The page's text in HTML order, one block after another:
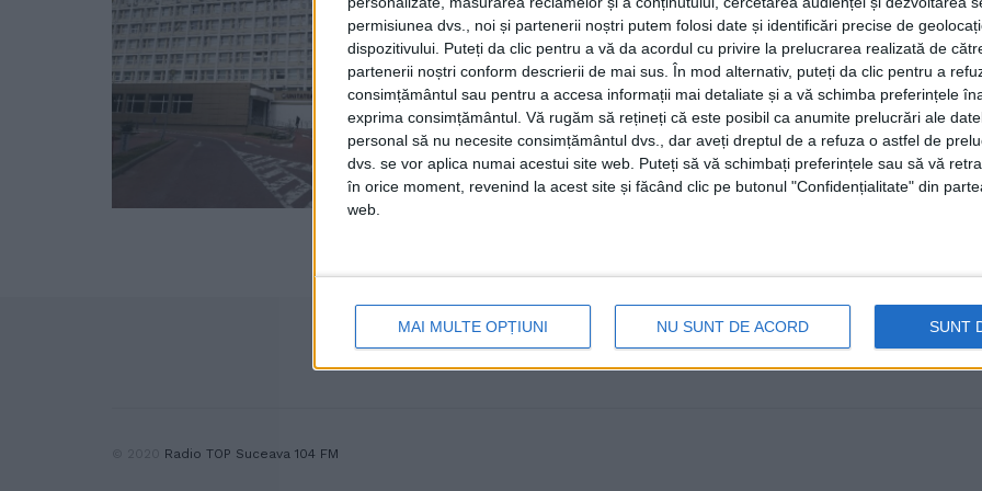
permisiunea dvs., noi și partenerii noștri putem folosi date și identificări precise de
dispozitivului. Puteți da clic pentru a vă da acordul cu privire la prelucrarea realizată de
partenerii noștri conform descrierii de mai sus. În mod alternativ, puteți da clic pentru a
consimțământul sau pentru a accesa informații mai detaliate și a vă schimba preferințele
exprima consimțământul. Vă rugăm să rețineți că este posibil ca anumite prelucrări ale
personal să nu necesite consimțământul dvs., dar aveți dreptul de a refuza o astfel de
dvs. se vor aplica numai acestui site web. Puteți să vă schimbați preferințele sau să vă
în orice moment, revenind la acest site și făcând clic pe butonul "Confidențialitate" din
web.
MAI MULTE OPȚIUNI NU SUNT DE ACORD SUNT
atrage atenția populației
incorect procesate și depozitate
30 IUNIE, 2022
O suceveancă internată cu botulism la Spitalul
stare gravă la ...
Radio TOP Suceava 104 FM